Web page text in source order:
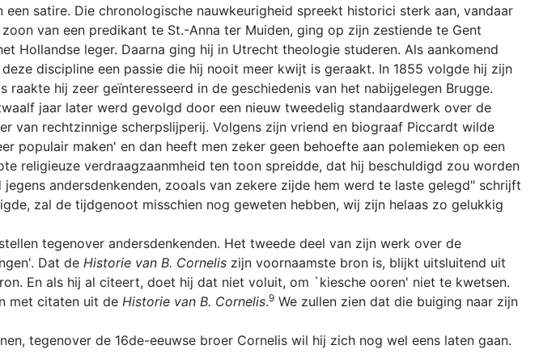
satire. Die chronologische nauwkeurigheid spreekt historici sterk aan, vandaar
zoon van een predikant te St.-Anna ter Muiden, ging op zijn zestiende te Gent
Hollandse leger. Daarna ging hij in Utrecht theologie studeren. Als aankomend
discipline een passie die hij nooit meer kwijt is geraakt. In 1855 volgde hij zijn
hij zeer geïnteresseerd in de geschiedenis van het nabijgelegen Brugge.
jaar later werd gevolgd door een nieuw tweedelig standaardwerk over de
van rechtzinnige scherpslijperij. Volgens zijn vriend en biograaf Piccardt wilde
populair maken' en dan heeft men zeker geen behoefte aan polemieken op een
religieuze verdraagzaanmheid ten toon spreidde, dat hij beschuldigd zou worden
andersdenkenden, zooals van zekere zijde hem werd te laste gelegd" schrijft
zal de tijdgenoot misschien nog geweten hebben, wij zijn helaas zo gelukkig
tegenover andersdenkenden. Het tweede deel van zijn werk over de
Dat de Historie van B. Cornelis zijn voornaamste bron is, blijkt uitsluitend uit
En als hij al citeert, doet hij dat niet voluit, om `kiesche ooren' niet te kwetsen.
met citaten uit de Historie van B. Cornelis.9 We zullen zien dat die buiging naar zijn
tegenover de 16de-eeuwse broer Cornelis wil hij zich nog wel eens laten gaan.